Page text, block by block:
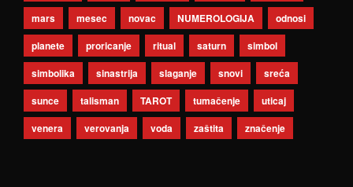
mars
mesec novac NUMEROLOGIJA
odnosi
planete
proricanje ritual saturn
simbol
simbolika
sinastrija slaganje snovi
sreća
sunce
talisman TAROT tumačenje
uticaj
venera
verovanja voda zaštita značenje